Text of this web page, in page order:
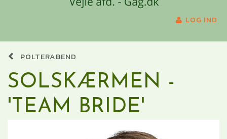
LOG IND
POLTERABEND
SOLSKÆRMEN -
'TEAM BRIDE'